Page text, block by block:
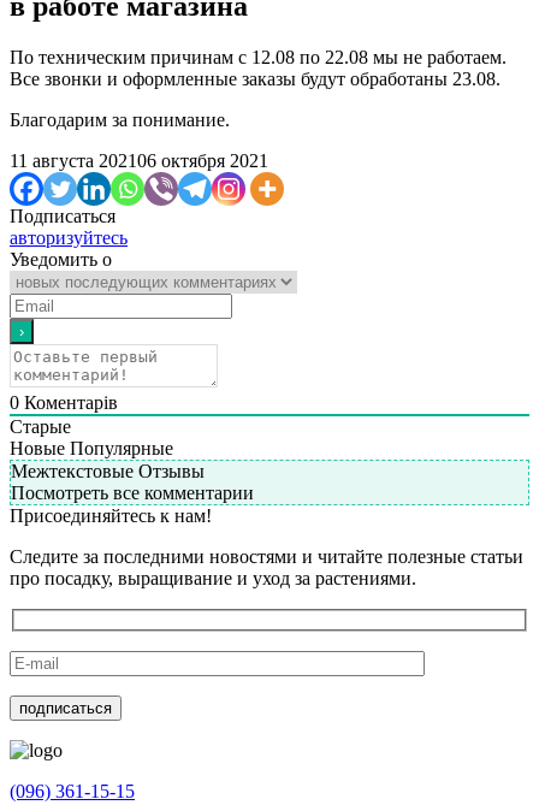
По техническим причинам с 12.08 по 22.08 мы не работаем.
Все звонки и оформленные заказы будут обработаны 23.08.
Благодарим за понимание.
11 августа 202106 октября 2021
Подписаться
авторизуйтесь
Уведомить о
0 Коментарів
Старые
Новые Популярные
Межтекстовые Отзывы
Посмотреть все комментарии
Присоединяйтесь к нам!
Следите за последними новостями и читайте полезные статьи
про посадку, выращивание и уход за растениями.
(096) 361-15-15